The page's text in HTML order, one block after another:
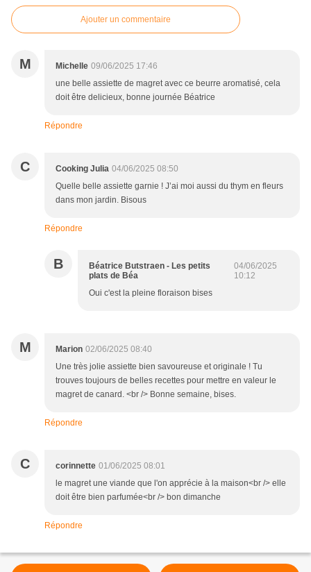
Ajouter un commentaire
M Michelle 09/06/2025 17:46
une belle assiette de magret avec ce beurre aromatisé, cela
doit être delicieux, bonne journée Béatrice
Répondre
C Cooking Julia 04/06/2025 08:50
Quelle belle assiette garnie ! J’ai moi aussi du thym en fleurs
dans mon jardin. Bisous
Répondre
B
Béatrice Butstraen - Les petits
plats de Béa
04/06/2025
10:12
Oui c'est la pleine floraison bises
M Marion 02/06/2025 08:40
Une très jolie assiette bien savoureuse et originale ! Tu
trouves toujours de belles recettes pour mettre en valeur le
magret de canard. <br /> Bonne semaine, bises.
Répondre
C corinnette 01/06/2025 08:01
le magret une viande que l'on apprécie à la maison<br /> elle
doit être bien parfumée<br /> bon dimanche
Répondre